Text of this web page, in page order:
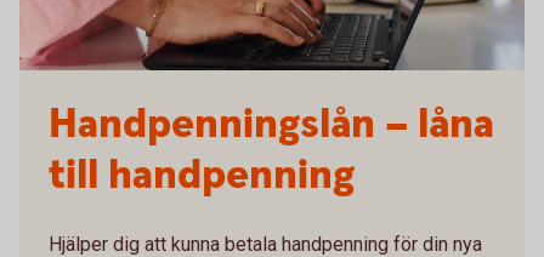
Handpenningslån – låna
till handpenning
Hjälper dig att kunna betala handpenning för din nya